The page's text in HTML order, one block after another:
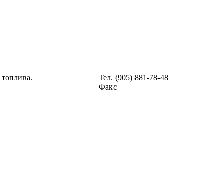
Тел. (905) 881-78-48
Факс